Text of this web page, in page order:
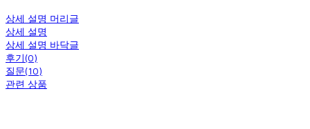
상세 설명 머리글
상세 설명
상세 설명 바닥글
후기(0)
질문(10)
관련 상품